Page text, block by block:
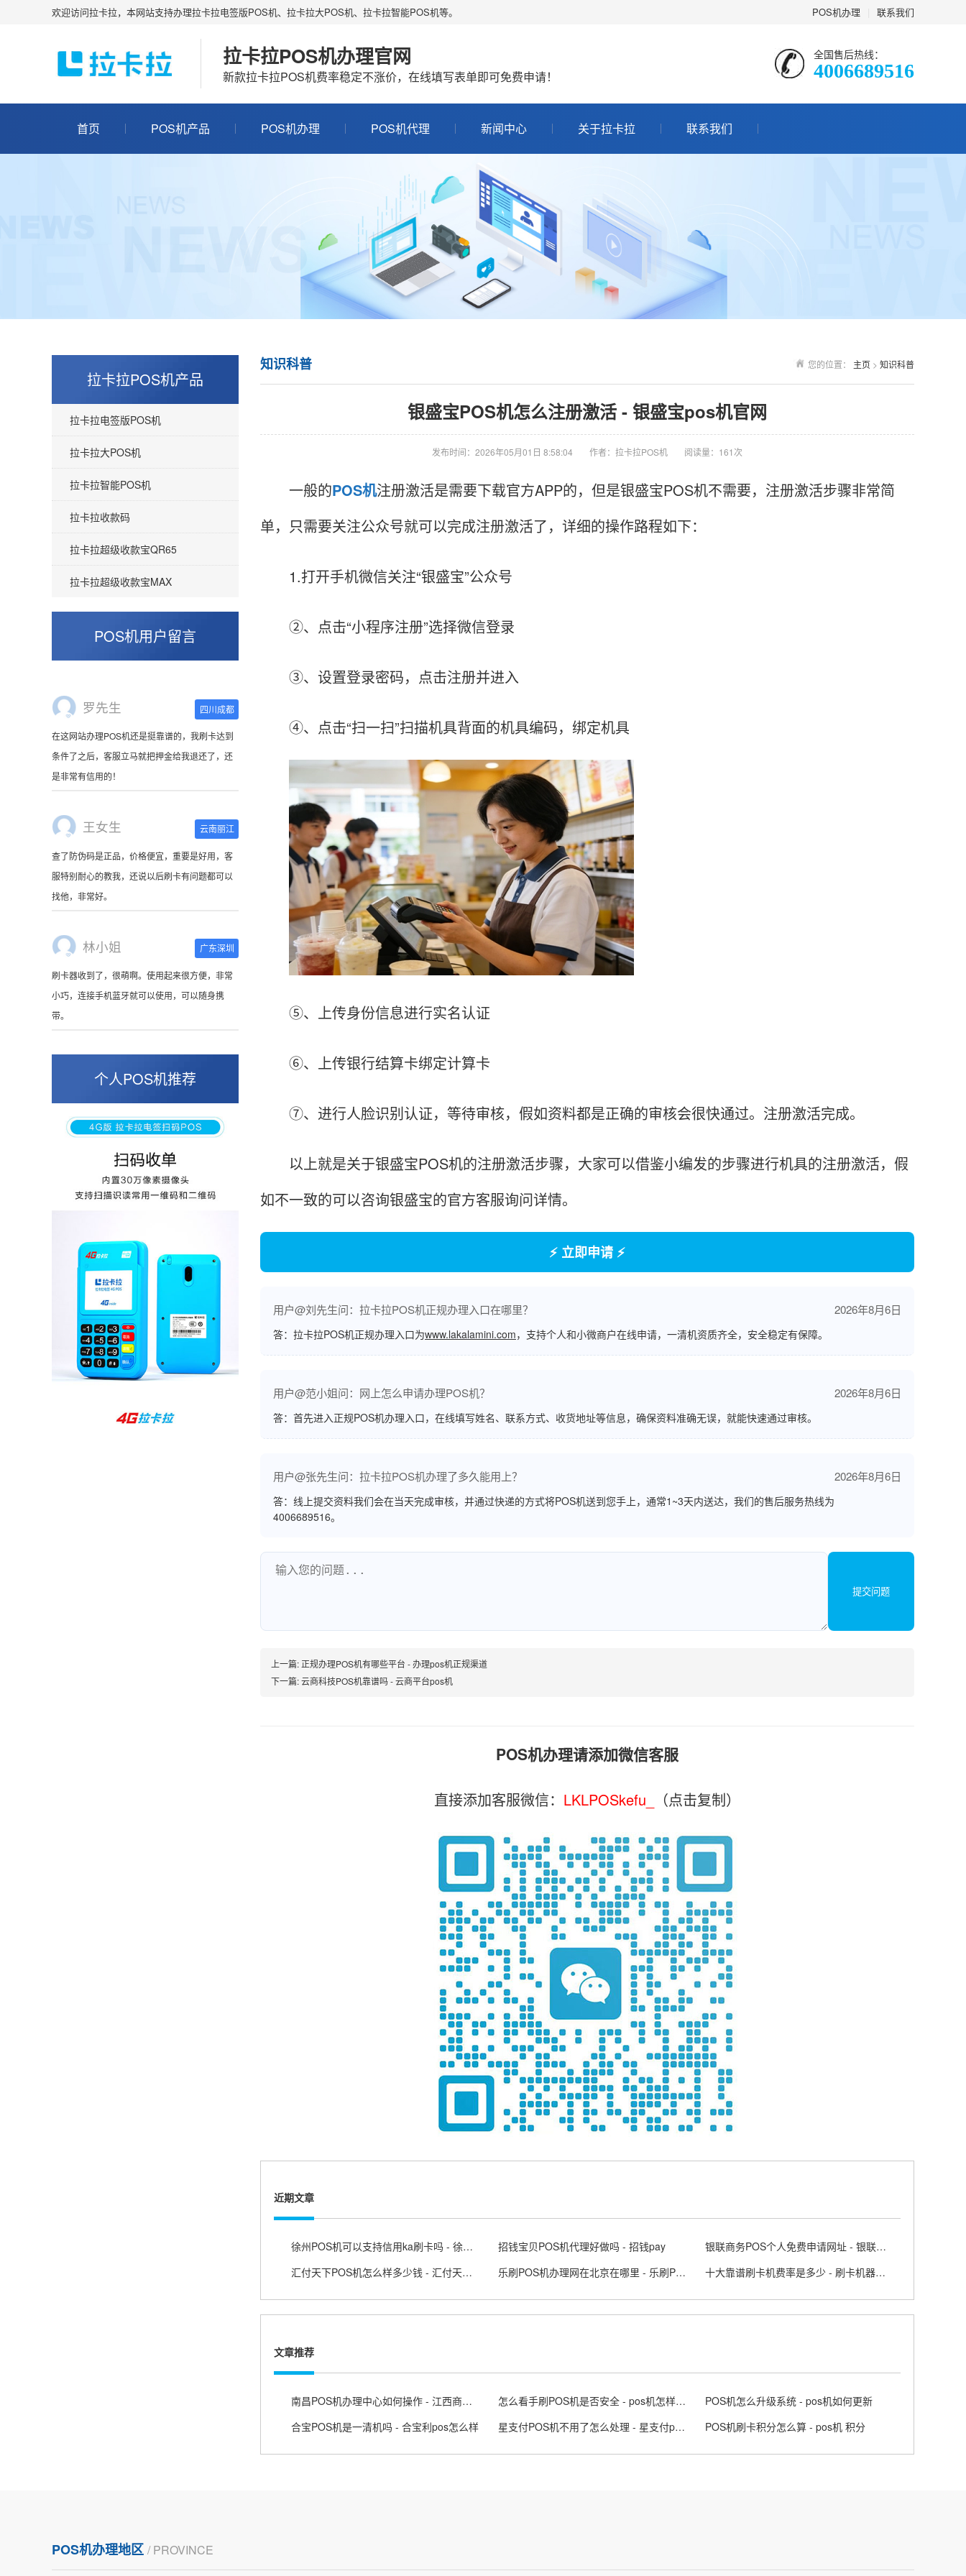
POS机办理 联系我们
欢迎访问拉卡拉，本网站支持办理拉卡拉电签版POS机、拉卡拉大POS机、拉卡拉智能POS机等。
拉卡拉POS机办理官网
新款拉卡拉POS机费率稳定不涨价，在线填写表单即可免费申请！
全国售后热线：
4006689516
首页 POS机产品 POS机办理 POS机代理 新闻中心 关于拉卡拉 联系我们
拉卡拉POS机产品
拉卡拉电签版POS机
拉卡拉大POS机
拉卡拉智能POS机
拉卡拉收款码
拉卡拉超级收款宝QR65
拉卡拉超级收款宝MAX
POS机用户留言
罗先生
条件了之后，客服立马就把押金给我退还了，还
是非常有信用的！
王女生 云南丽江
查了防伪码是正品，价格便宜，重要是好用，客
服特别耐心的教我，还说以后刷卡有问题都可以
找他，非常好。
林小姐 广东深圳
刷卡器收到了，很萌啊。使用起来很方便，非常
小巧，连接手机蓝牙就可以使用，可以随身携
带。
陈先生 北京
这是我用过最好的POS机没有之一，单笔
50000。
张小姐
好，但是可以接受。售后服务好整体比较满意。
周先生 江苏南京
孙女士
收到用了还可以，朋友推荐用的，她之前用了竟
然给提额了，希望我也能提呃，客服还和我说了
很多提额小技巧希望有用吧。
杨先生
快很稳定，大家可以放心使用！
个人POS机推荐
您的位置： 主页 > 知识科普
知识科普
银盛宝POS机怎么注册激活 - 银盛宝pos机官网
发布时间：2026年05月01日 8:58:04 作者：拉卡拉POS机 阅读量：161次
一般的POS机注册激活是需要下载官方APP的，但是银盛宝POS机不需要，注册激活步骤非常简
单，只需要关注公众号就可以完成注册激活了，详细的操作路程如下：
1.打开手机微信关注“银盛宝”公众号
②、点击“小程序注册”选择微信登录
③、设置登录密码，点击注册并进入
④、点击“扫一扫”扫描机具背面的机具编码，绑定机具
⑤、上传身份信息进行实名认证
⑥、上传银行结算卡绑定计算卡
⑦、进行人脸识别认证，等待审核，假如资料都是正确的审核会很快通过。注册激活完成。
以上就是关于银盛宝POS机的注册激活步骤，大家可以借鉴小编发的步骤进行机具的注册激活，假
如不一致的可以咨询银盛宝的官方客服询问详情。
⚡ 立即申请 ⚡
用户@刘先生问：拉卡拉POS机正规办理入口在哪里？ 2026年8月6日
答：拉卡拉POS机正规办理入口为www.lakalamini.com，支持个人和小微商户在线申请，一清机资质齐全，安全稳定有保障。
用户@范小姐问：网上怎么申请办理POS机？ 2026年8月6日
答：首先进入正规POS机办理入口，在线填写姓名、联系方式、收货地址等信息，确保资料准确无误，就能快速通过审核。
用户@张先生问：拉卡拉POS机办理了多久能用上？ 2026年8月6日
答：线上提交资料我们会在当天完成审核，并通过快递的方式将POS机送到您手上，通常1~3天内送达，我们的售后服务热线为
4006689516。
提交问题
上一篇: 正规办理POS机有哪些平台 - 办理pos机正规渠道
下一篇:云商科技POS机靠谱吗 - 云商平台pos机
POS机办理请添加微信客服
直接添加客服微信： LKLPOSkefu_ （点击复制）
近期文章
徐州POS机可以支持信用ka刷卡吗 - 徐州POS机 招钱宝贝POS机代理好做吗 - 招钱pay
银联商务POS个人免费申请网址 - 银联商务posapp
汇付天下POS机怎么样多少钱 - 汇付天下pos下载
乐刷POS机办理网在北京在哪里 - 乐刷POS 十大靠谱刷卡机费率是多少 - 刷卡机器有哪家
文章推荐
南昌POS机办理中心如何操作 - 江西商户pos机 怎么看手刷POS机是否安全 - pos机怎样判断刷卡成功
POS机怎么升级系统 - pos机如何更新
合宝POS机是一清机吗 - 合宝利pos怎么样
星支付POS机不用了怎么处理 - 星支付pos怎么注销 POS机刷卡积分怎么算 - pos机 积分
POS机办理地区 / PROVINCE